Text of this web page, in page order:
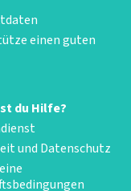
einen guten
du Hilfe?
und Datenschutz